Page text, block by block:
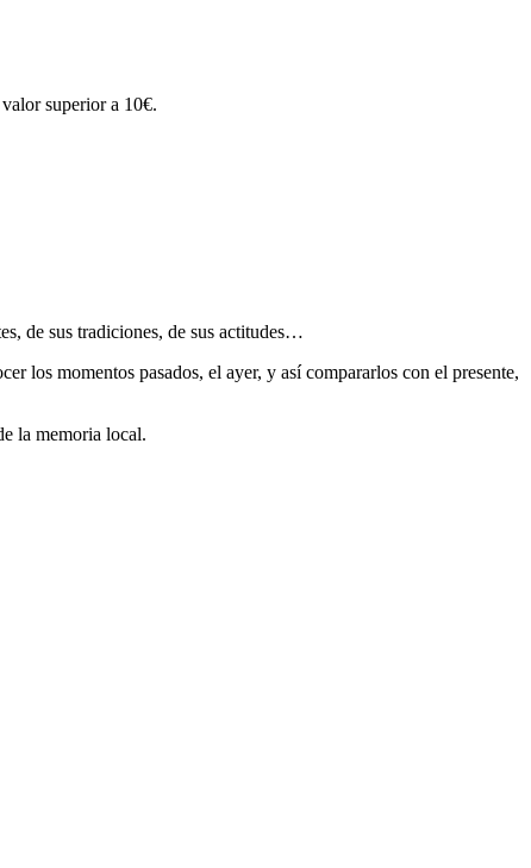
superior a 10€.
de sus tradiciones, de sus actitudes…
los momentos pasados, el ayer, y así compararlos con el presente,
la memoria local.